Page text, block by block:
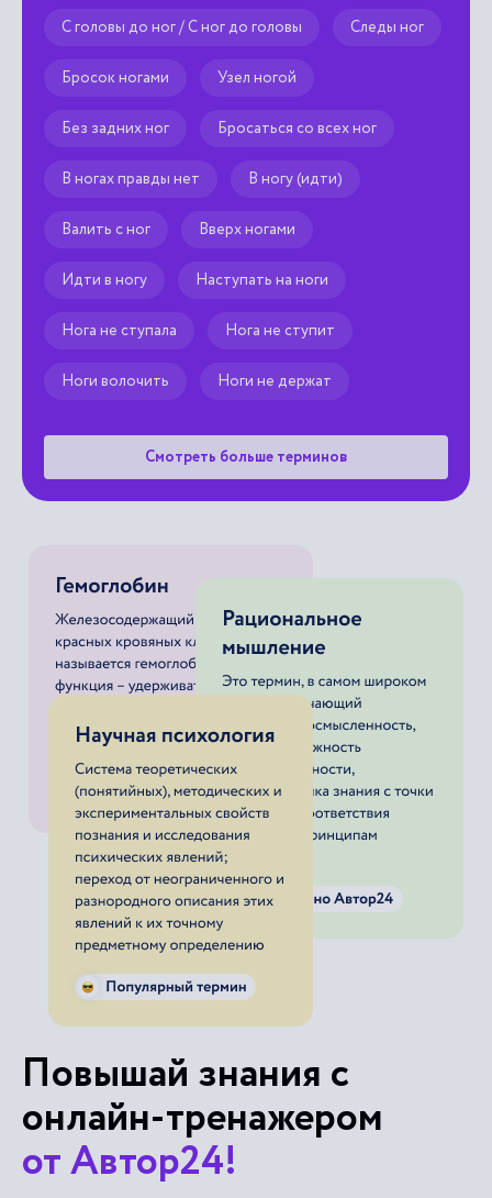
С головы до ног / С ног до головы Следы ног
Бросок ногами Узел ногой
Без задних ног Бросаться со всех ног
В ногах правды нет В ногу (идти)
Валить с ног Вверх ногами
Идти в ногу Наступать на ноги
Нога не ступала Нога не ступит
Ноги волочить Ноги не держат
Смотреть больше терминов
Повышай знания с
онлайн-тренажером
от Автор24!